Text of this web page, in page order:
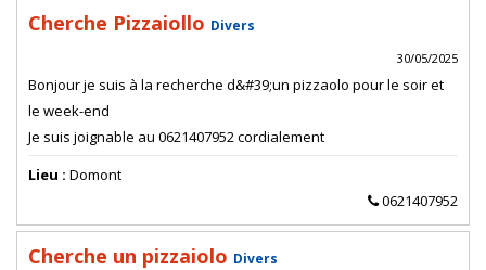
Cherche Pizzaiollo Divers
30/05/2025
Bonjour je suis à la recherche d&#39;un pizzaolo pour le soir et
le week-end
Je suis joignable au 0621407952 cordialement
Lieu : Domont
0621407952
Cherche un pizzaiolo Divers